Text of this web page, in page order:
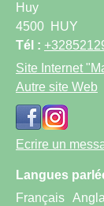
Huy
4500
HUY
Tél :
Site Internet
Autre site Web
Ecrire un
Langues
Français